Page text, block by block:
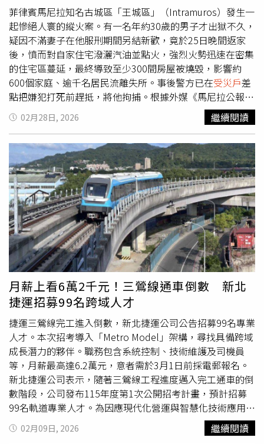
菲律賓馬尼拉知名古城區「王城區」（Intramuros）發生一
起慘絕人寰的縱火案。有一名年約30歲的男子才出獄不久，
疑因不滿妻子在他服刑期間另結新歡，竟於25日晚間返家
後，憤而對自家住宅潑灑汽油並點火，強烈火勢迅速在密集
的住宅區蔓延，最終導致至少300間房屋被燒毀，影響約
600個家庭、逾千名居民流離失所。事後警方已在受災戶差
點把嫌犯打死前趕抵，將他拘捕。根據外媒《馬尼拉公報》
報導，這起火災發生在王城區人口稠密的麥山（Maisan）住
宅區，當地里長與目擊者指出，綽號「Burnok」的30歲男
嫌犯過去多次因搶劫案入獄，事發前一晚才剛獲得保釋。未
料Burnok返家後發現妻子已在他服刑期間離開家中，去與
另一名男子同居，在強烈醋勁與嫉妒心驅使下，Burnok手
持汽油衝回位於四樓的住處，將汽油灑滿屋內外後點燃，導
致火勢一發不可收拾。由於該區建築物排列極為緊密，且多
為易燃材質，火勢瞬間衝上屋頂並迅速擴散至周邊鄰舍。馬
尼拉消防單位隨即發布四級警報，濃濃黑煙甚至遮蔽了馬尼
拉上空，灌救過程耗時超過6個小時，直到接近深夜時分才
將火勢完全撲滅。受災民眾多為當地的學生、勞工與小攤
販，突如其來的惡火讓許多人來不及搶救財物，只能眼睜睜
看著家園付之一炬。案發後，憤怒的鄰居與受災戶
在現場發
現嫌犯Burnok，隨即將其圍堵並集體毆打發洩不滿，場面
一度失控。沒多久馬尼拉警方及時趕抵現場，在Burnok被
毆打致死前救出，並帶回警局。目前警方正依縱火罪及危害
公共安全罪嫌對其展開深入調查，地方政府也已啟動緊急救
援機制，協調物資安置大量無家可歸的災民。
02月28日, 2026 繼續閱讀
月薪上看6萬2千元！三鶯線通車倒數 新北
捷運招募99名跨域人才
捷運三鶯線完工進入倒數，新北捷運公司公告招募99名專業
人才。本次招考導入「Metro Model」架構，尋找具備跨域
成長潛力的夥伴。職務包含系統控制、技術維護及司機員
等，月薪最高達6.2萬元，意者需於3月1日前採電郵報名。
新北捷運公司表示，隨著三鶯線工程進度邁入完工通車的倒
數階段，公司發布115年度第1次公開招考計畫，預計招募
99名軌道專業人才。為因應現代化營運與智慧化技術應用，
本次招募特別導入「Metro Model」職務轉型架構，誠摯邀
請轉職人士與在地青年加入，共同見證新北交通里程碑。招
02月09日, 2026 繼續閱讀